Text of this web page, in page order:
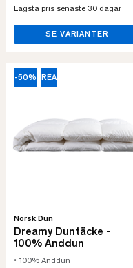
Lägsta pris senaste 30 dagar
SE VARIANTER
-50% REA
Norsk Dun
Dreamy Duntäcke -
100% Anddun
• 100% Anddun